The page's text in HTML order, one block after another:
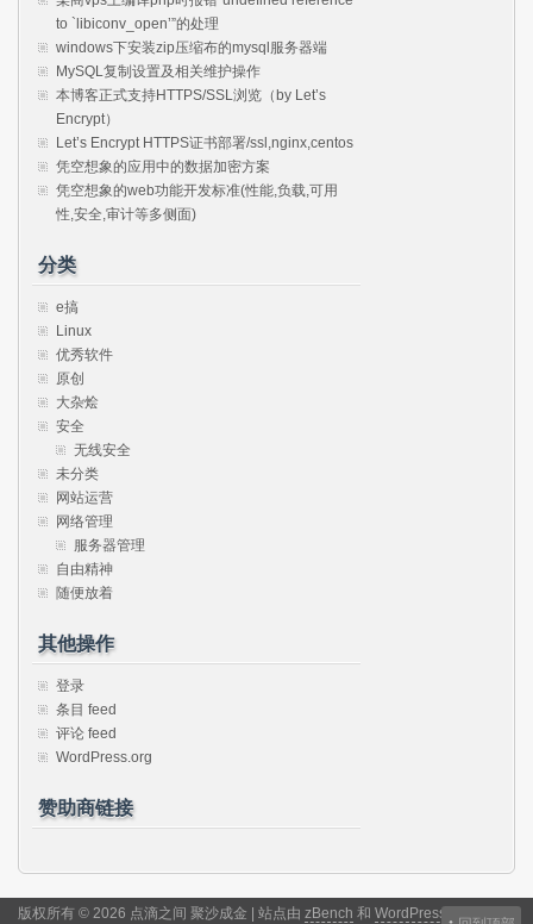
to `libiconv_open’”的处理
windows下安装zip压缩布的mysql服务器端
MySQL复制设置及相关维护操作
本博客正式支持HTTPS/SSL浏览（by Let’s
Encrypt）
Let’s Encrypt HTTPS证书部署/ssl,nginx,centos
凭空想象的应用中的数据加密方案
凭空想象的web功能开发标准(性能,负载,可用
性,安全,审计等多侧面)
分类
e搞
Linux
优秀软件
原创
大杂烩
安全
无线安全
未分类
网站运营
网络管理
服务器管理
自由精神
随便放着
其他操作
登录
条目 feed
评论 feed
WordPress.org
赞助商链接
版权所有 © 2026 点滴之间 聚沙成金 | 站点由 zBench 和 WordPress